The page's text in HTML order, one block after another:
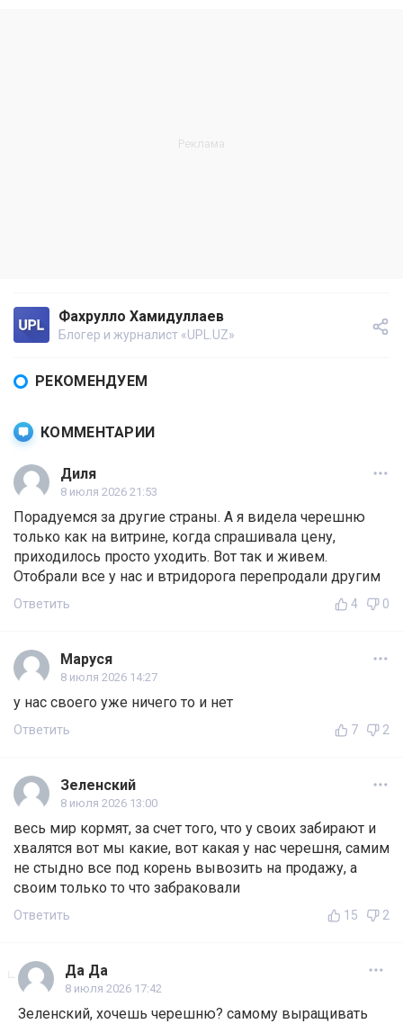
Фахрулло Хамидуллаев
Блогер и журналист «UPL.UZ»
РЕКОМЕНДУЕМ
КОММЕНТАРИИ
Диля
8 июля 2026 21:53
Порадуемся за другие страны. А я видела черешню
только как на витрине, когда спрашивала цену,
приходилось просто уходить. Вот так и живем.
Отобрали все у нас и втридорога перепродали другим
Ответить 4 0
Маруся
8 июля 2026 14:27
у нас своего уже ничего то и нет
Ответить 7 2
Зеленский
8 июля 2026 13:00
весь мир кормят, за счет того, что у своих забирают и
хвалятся вот мы какие, вот какая у нас черешня, самим
не стыдно все под корень вывозить на продажу, а
своим только то что забраковали
Ответить 15 2
Да Да
8 июля 2026 17:42
Зеленский, хочешь черешню? самому выращивать